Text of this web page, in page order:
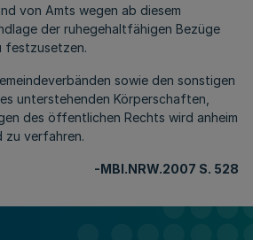
von Amts wegen ab diesem
der ruhegehaltfähigen Bezüge
festzusetzen.
sowie den sonstigen
unterstehenden Körperschaften,
des öffentlichen Rechts wird anheim
zu verfahren.
-MBl.NRW.2007 S. 528